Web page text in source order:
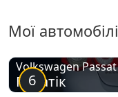
Мої автомобілі
6
Volkswagen Passat
Пасатік